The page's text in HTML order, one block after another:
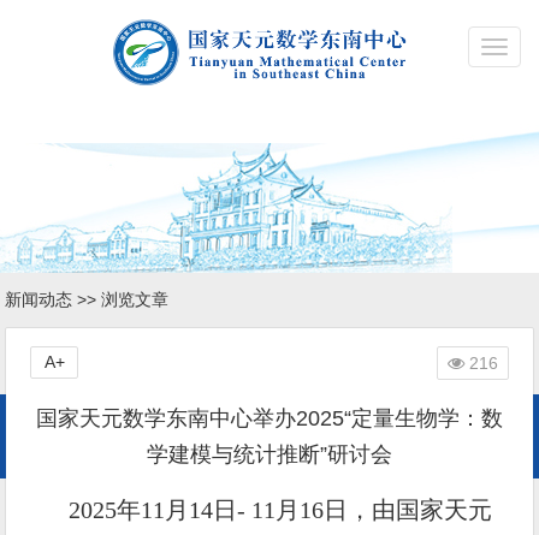
新闻动态 >> 浏览文章
国家天元数学东南中心举办2025“定量生物学：数
学建模与统计推断”研讨会
216
A+
2025年11月14日- 11月16日，由国家天元